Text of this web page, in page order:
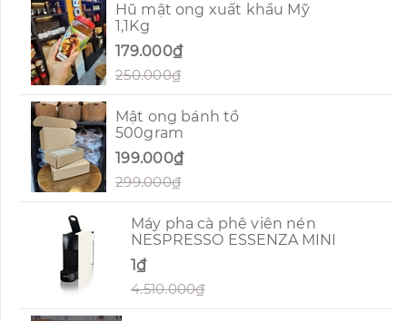
Hũ mật ong xuất khẩu Mỹ
1,1Kg
179.000₫
250.000₫
Mật ong bánh tổ
500gram
199.000₫
299.000₫
Máy pha cà phê viên nén
NESPRESSO ESSENZA MINI
1₫
4.510.000₫